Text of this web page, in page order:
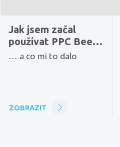
Jak jsem začal
používat PPC Bee…
… a co mi to dalo
ZOBRAZIT